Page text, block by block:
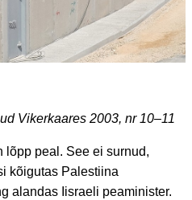
Vikerkaares 2003, nr 10–11
lõpp peal. See ei surnud,
kõigutas Palestiina
alandas Iisraeli peaminister.